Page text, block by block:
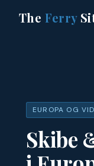
The Ferry
EUROPA OG
Skibe